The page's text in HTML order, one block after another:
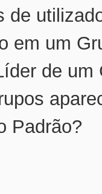
de
em um
de um
Padrão?